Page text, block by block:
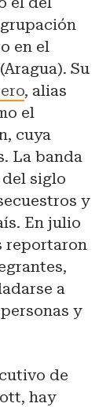
en el
Su
, alias
el
cuya
La banda
del siglo
y
En julio
reportaron
a
y
de
hay